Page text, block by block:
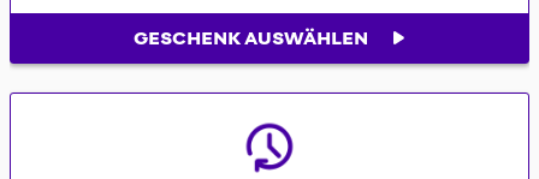
GESCHENK AUSWÄHLEN